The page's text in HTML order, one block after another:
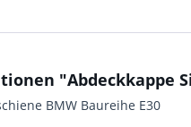
"Abdeckkappe
BMW Baureihe E30